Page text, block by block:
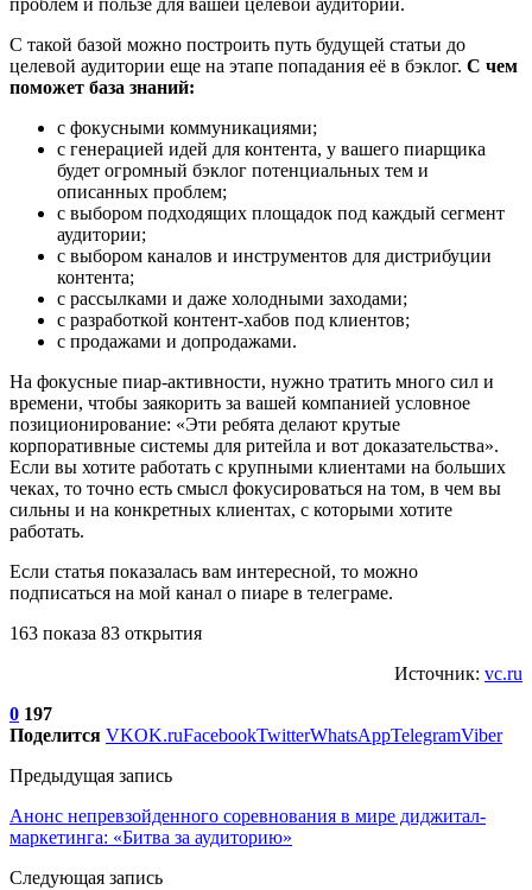
С такой базой можно построить путь будущей статьи до
целевой аудитории еще на этапе попадания её в бэклог. С чем
поможет база знаний:
с фокусными коммуникациями;
с генерацией идей для контента, у вашего пиарщика
будет огромный бэклог потенциальных тем и
описанных проблем;
с выбором подходящих площадок под каждый сегмент
аудитории;
с выбором каналов и инструментов для дистрибуции
контента;
с рассылками и даже холодными заходами;
с разработкой контент-хабов под клиентов;
с продажами и допродажами.
На фокусные пиар-активности, нужно тратить много сил и
времени, чтобы заякорить за вашей компанией условное
позиционирование: «Эти ребята делают крутые
корпоративные системы для ритейла и вот доказательства».
Если вы хотите работать с крупными клиентами на больших
чеках, то точно есть смысл фокусироваться на том, в чем вы
сильны и на конкретных клиентах, с которыми хотите
работать.
Если статья показалась вам интересной, то можно
подписаться на мой канал о пиаре в телеграме.
163 показа 83 открытия
Источник: vc.ru
0 197
Поделится VKOK.ruFacebookTwitterWhatsAppTelegramViber
Предыдущая запись
Анонс непревзойденного соревнования в мире диджитал-
маркетинга: «Битва за аудиторию»
Следующая запись